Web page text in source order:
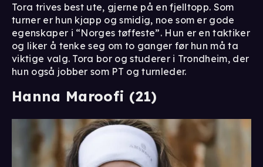
Tora trives best ute, gjerne på en fjelltopp. Som
turner er hun kjapp og smidig, noe som er gode
egenskaper i “Norges tøffeste”. Hun er en taktiker
og liker å tenke seg om to ganger før hun må ta
viktige valg. Tora bor og studerer i Trondheim, der
hun også jobber som PT og turnleder.
Hanna Maroofi (21)